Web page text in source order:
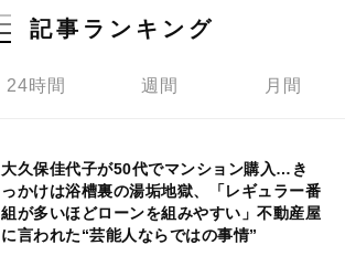
記事ランキング
24時間 週間 月間
大久保佳代子が50代でマンション購入…き
っかけは浴槽裏の湯垢地獄、「レギュラー番
組が多いほどローンを組みやすい」不動産屋
に言われた“芸能人ならではの事情”